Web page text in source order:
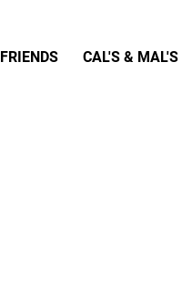
FRIENDS CAL'S & MAL'S